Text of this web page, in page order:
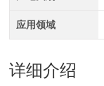
应用领域
详细介绍